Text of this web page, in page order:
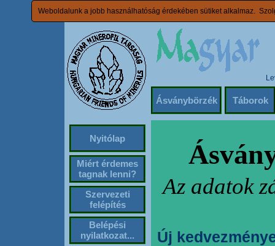
Weboldalunk a jobb használhatóság érdekében sütiket alkalmaz.
Ásványbörzék Táborok
Nyitólap
Miért érdemes
tagnak lenni?
Szervezeti
felépítés
Belépési
nyilatkozat...
Az adatok
Új